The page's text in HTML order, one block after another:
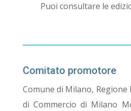
Puoi consultare le
Comitato promotore
Comune di Milano, Regione
di Commercio di Milano